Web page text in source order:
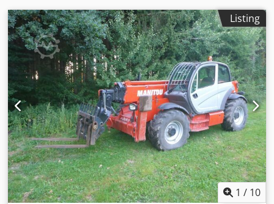
88 l/min / 245 bar - Motoröl 11 l - Hydrauliköl 115 l -
Fassungsvermögen des Kraftstofftanks 90 l -
Geräuschpegel im Fahrerstand (LpA) 74 dB -
Umgebungsgeräusch (LwA) 103 dB -
Schwingungsbelastung Hand/Arm < 2.50 m/s² - Lenkräder
(vorne / hinten) 4 / 4
Listing
1 / 10